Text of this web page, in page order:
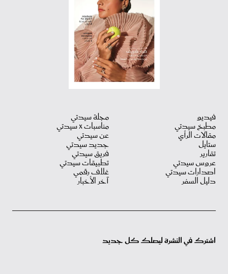
فيديو
مطبخ سيدتي
مقالات الرأي
ستايل
تقارير
عروس سيدتي
اصدارات سيدتي
دليل السفر
مجلة سيدتي
مناسبات X سيدتي
عن سيدتي
جديد سيدتي
فريق سيدتي
تطبيقات سيدتي
غلاف رقمي
آخر الأخبار
اشترك في النشرة ليصلك كل جديد